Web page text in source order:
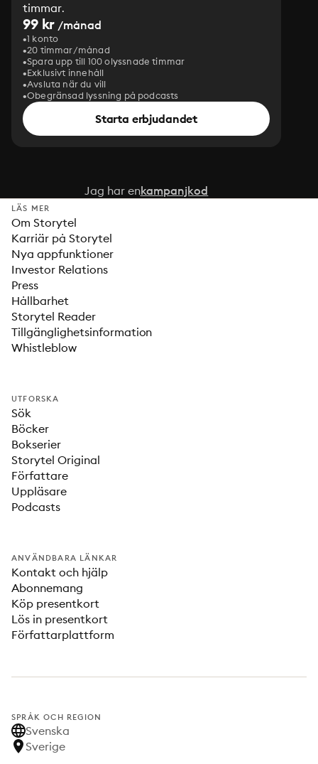
timmar.
99 kr /månad
1 konto
20 timmar/månad
Spara upp till 100 olyssnade timmar
Exklusivt innehåll
Avsluta när du vill
Obegränsad lyssning på podcasts
Starta erbjudandet
Jag har enkampanjkod
LÄS MER
Om Storytel
Karriär på Storytel
Nya appfunktioner
Investor Relations
Press
Hållbarhet
Storytel Reader
Tillgänglighetsinformation
Whistleblow
UTFORSKA
Sök
Böcker
Bokserier
Storytel Original
Författare
Uppläsare
Podcasts
ANVÄNDBARA LÄNKAR
Kontakt och hjälp
Abonnemang
Köp presentkort
Lös in presentkort
Författarplattform
SPRÅK OCH REGION
Svenska
Sverige